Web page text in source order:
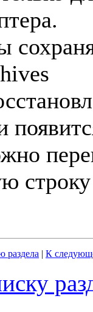
строку
раздела | К